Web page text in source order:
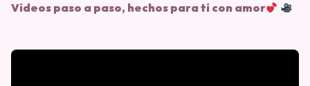
Videos paso a paso, hechos para ti con amor